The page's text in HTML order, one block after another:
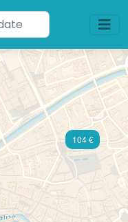
104 €